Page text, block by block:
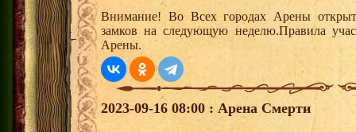
Внимание! Во Всех городах Арены
замков на следующую неделю.Правила
Арены.
2023-09-16 08:00 : Арена Смерти